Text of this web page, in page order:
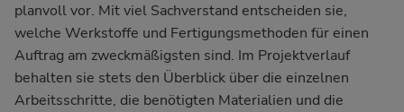
planvoll vor. Mit viel Sachverstand entscheiden sie,
welche Werkstoffe und Fertigungsmethoden für einen
Auftrag am zweckmäßigsten sind. Im Projektverlauf
behalten sie stets den Überblick über die einzelnen
Arbeitsschritte, die benötigten Materialien und die